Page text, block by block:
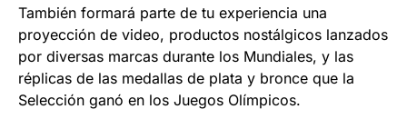
También formará parte de tu experiencia una
proyección de video, productos nostálgicos lanzados
por diversas marcas durante los Mundiales, y las
réplicas de las medallas de plata y bronce que la
Selección ganó en los Juegos Olímpicos.